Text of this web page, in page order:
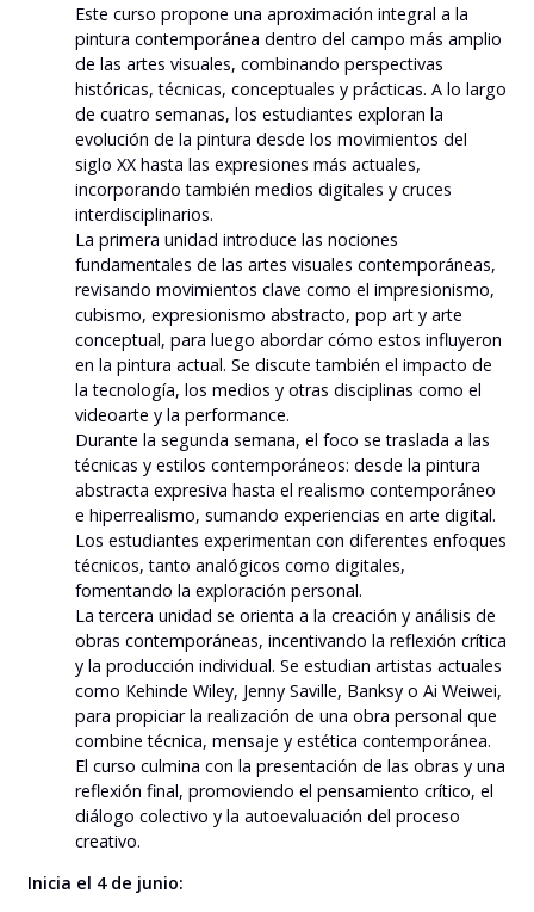
Este curso propone una aproximación integral a la
pintura contemporánea dentro del campo más amplio
de las artes visuales, combinando perspectivas
históricas, técnicas, conceptuales y prácticas. A lo largo
de cuatro semanas, los estudiantes exploran la
evolución de la pintura desde los movimientos del
siglo XX hasta las expresiones más actuales,
incorporando también medios digitales y cruces
interdisciplinarios.
La primera unidad introduce las nociones
fundamentales de las artes visuales contemporáneas,
revisando movimientos clave como el impresionismo,
cubismo, expresionismo abstracto, pop art y arte
conceptual, para luego abordar cómo estos influyeron
en la pintura actual. Se discute también el impacto de
la tecnología, los medios y otras disciplinas como el
videoarte y la performance.
Durante la segunda semana, el foco se traslada a las
técnicas y estilos contemporáneos: desde la pintura
abstracta expresiva hasta el realismo contemporáneo
e hiperrealismo, sumando experiencias en arte digital.
Los estudiantes experimentan con diferentes enfoques
técnicos, tanto analógicos como digitales,
fomentando la exploración personal.
La tercera unidad se orienta a la creación y análisis de
obras contemporáneas, incentivando la reflexión crítica
y la producción individual. Se estudian artistas actuales
como Kehinde Wiley, Jenny Saville, Banksy o Ai Weiwei,
para propiciar la realización de una obra personal que
combine técnica, mensaje y estética contemporánea.
El curso culmina con la presentación de las obras y una
reflexión final, promoviendo el pensamiento crítico, el
diálogo colectivo y la autoevaluación del proceso
creativo.
Inicia el 4 de junio: